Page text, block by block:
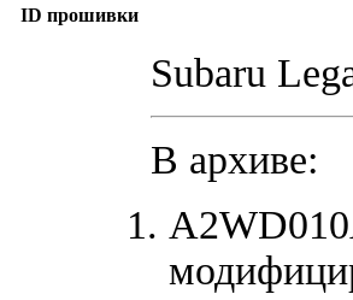
ID прошивки
Subaru
В архиве: